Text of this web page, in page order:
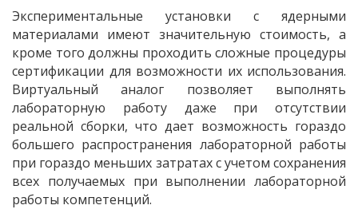
Экспериментальные установки с ядерными
материалами имеют значительную стоимость, а
кроме того должны проходить сложные процедуры
сертификации для возможности их использования.
Виртуальный аналог позволяет выполнять
лабораторную работу даже при отсутствии
реальной сборки, что дает возможность гораздо
большего распространения лабораторной работы
при гораздо меньших затратах с учетом сохранения
всех получаемых при выполнении лабораторной
работы компетенций.